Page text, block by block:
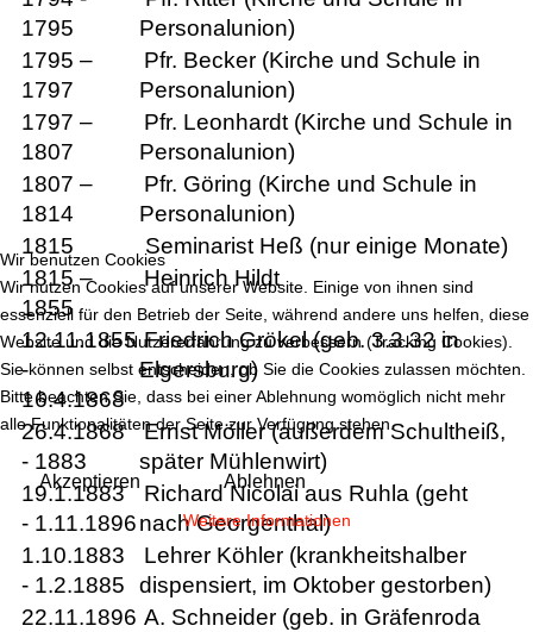
1795
Personalunion)
1795 –
1797
Pfr. Becker (Kirche und Schule in
Personalunion)
1797 –
1807
Pfr. Leonhardt (Kirche und Schule in
Personalunion)
1807 –
1814
Pfr. Göring (Kirche und Schule in
Personalunion)
1815
Seminarist Heß (nur einige Monate)
1815 –
1855
Heinrich Hildt
12.11.1855
-
16.4.1868
Friedrich Grökel (geb. 3.3.32 in
Elgersburg)
26.4.1868
- 1883
Ernst Möller (außerdem Schultheiß,
später Mühlenwirt)
19.1.1883
- 1.11.1896
Richard Nicolai aus Ruhla (geht
nach Georgenthal)
1.10.1883
- 1.2.1885
Lehrer Köhler (krankheitshalber
dispensiert, im Oktober gestorben)
22.11.1896 A. Schneider (geb. in Gräfenroda
Wir benutzen Cookies
Wir nutzen Cookies auf unserer Website. Einige von ihnen sind
essenziell für den Betrieb der Seite, während andere uns helfen, diese
Website und die Nutzererfahrung zu verbessern (Tracking Cookies).
Sie können selbst entscheiden, ob Sie die Cookies zulassen möchten.
Bitte beachten Sie, dass bei einer Ablehnung womöglich nicht mehr
alle Funktionalitäten der Seite zur Verfügung stehen.
Akzeptieren Ablehnen
Weitere Informationen